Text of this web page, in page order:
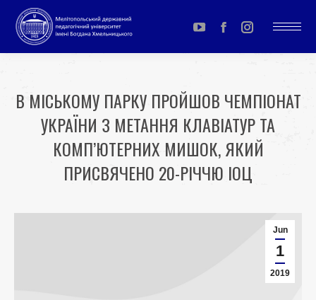
YouTube
page
in
new
window
Facebook
page
in
new
window
Instagram
page
in
new
window
В МІСЬКОМУ ПАРКУ ПРОЙШОВ ЧЕМПІОНАТ
УКРАЇНИ З МЕТАННЯ КЛАВІАТУР ТА
КОМП’ЮТЕРНИХ МИШОК, ЯКИЙ
ПРИСВЯЧЕНО 20-РІЧЧЮ ІОЦ
Jun
1
2019